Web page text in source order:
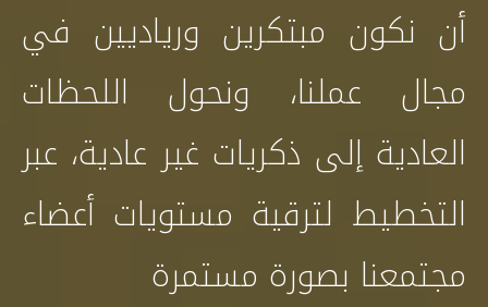
أن نكون مبتكرين ورياديين في
مجال عملنا، ونحول اللحظات
العادية إلى ذكريات غير عادية، عبر
التخطيط لترقية مستويات أعضاء
مجتمعنا بصورة مستمرة